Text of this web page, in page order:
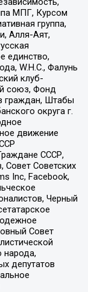
МПГ, Курсом
группа,
Алля-Аят,
единство,
W.H.С., Фалунь
клуб-
союз, Фонд
граждан, Штабы
округа г.
движение
СССР,
Советских
Inc, Facebook,
Черный
Совет
народа,
депутатов